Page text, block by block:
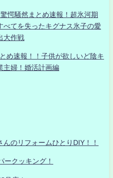
愕騒然まとめ速報！超氷河期
てを失ったキグナス氷子の愛
大作戦
め速報！！子供が欲しいど陰キ
主婦！婚活計画編
のリフォームひとりDIY！！
ークッキング！